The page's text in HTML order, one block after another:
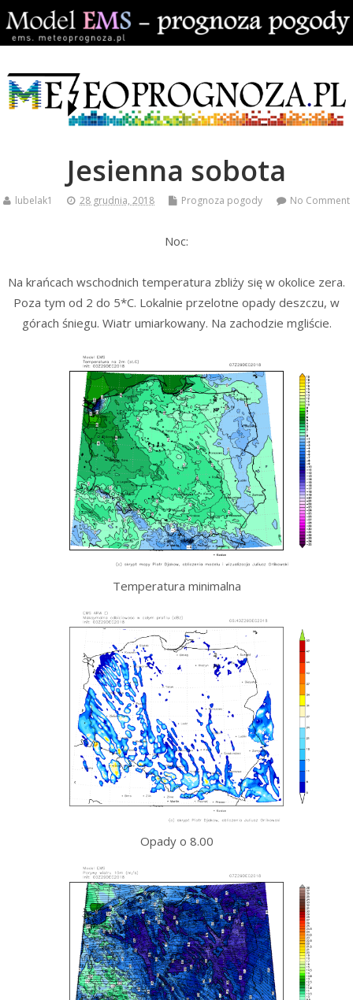
Jesienna sobota
lubelak1 28 grudnia, 2018 Prognoza pogody No Comment
Noc:
Na krańcach wschodnich temperatura zbliży się w okolice zera.
Poza tym od 2 do 5*C. Lokalnie przelotne opady deszczu, w
górach śniegu. Wiatr umiarkowany. Na zachodzie mgliście.
Temperatura minimalna
Opady o 8.00